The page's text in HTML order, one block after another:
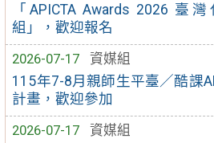
「APICTA Awards 2026 臺
組」，歡迎報名
2026-07-17
資媒組
115年7-8月親師生平臺／酷課
計畫，歡迎參加
2026-07-17
資媒組